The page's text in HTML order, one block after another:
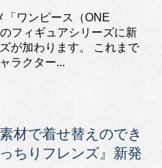
「ワンピース（ONE
フィギュアシリーズに新
が加わります。 これまで
ラクター...
材で着せ替えのでき
ちりフレンズ』新発